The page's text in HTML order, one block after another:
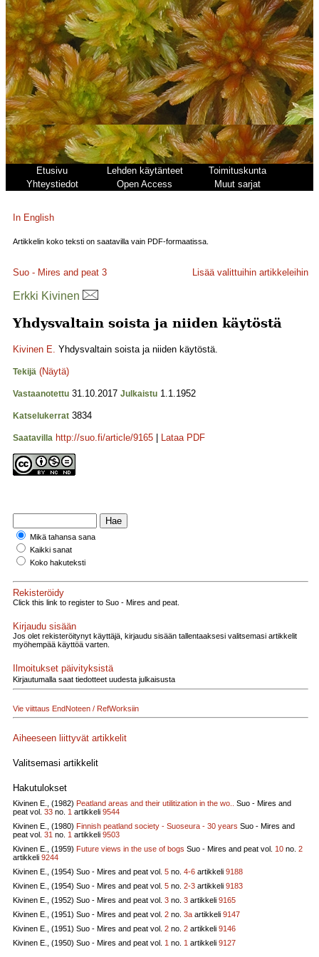
Etusivu Lehden käytänteet
Toimituskunta
Yhteystiedot
Open Access Muut sarjat
In English
Artikkelin koko teksti on saatavilla vain PDF-formaatissa.
Suo - Mires and peat 3 Lisää valittuihin artikkeleihin
Erkki Kivinen
Yhdysvaltain soista ja niiden käytöstä
Kivinen E. Yhdysvaltain soista ja niiden käytöstä.
Tekijä (Näytä)
Vastaanotettu 31.10.2017 Julkaistu 1.1.1952
Katselukerrat 3834
Saatavilla http://suo.fi/article/9165 Lataa PDF
Mikä tahansa sana
Kaikki sanat
Koko hakuteksti
Rekisteröidy
Click this link to register to Suo - Mires and peat.
Kirjaudu sisään
Jos olet rekisteröitynyt käyttäjä, kirjaudu sisään tallentaaksesi valitsemasi artikkelit
myöhempää käyttöä varten.
Ilmoitukset päivityksistä
Kirjautumalla saat tiedotteet uudesta julkaisusta
Vie viittaus EndNoteen / RefWorksiin
Aiheeseen liittyvät artikkelit
Valitsemasi artikkelit
Hakutulokset
Kivinen E., (1982) Peatland areas and their utilitization in the wo..
Suo - Mires and
peat vol. 33 no. 1 artikkeli 9544
Kivinen E., (1980) Finnish peatland society - Suoseura - 30 years Suo - Mires and
peat vol. 31 no. 1 artikkeli 9503
Kivinen E., (1959) Future views in the use of bogs Suo - Mires and peat vol. 10 no. 2
artikkeli 9244
Kivinen E., (1954) Suo - Mires and peat vol. 5 no. 4-6 artikkeli 9188
Kivinen E., (1954) Suo - Mires and peat vol. 5 no. 2-3 artikkeli 9183
Kivinen E., (1952) Suo - Mires and peat vol. 3 no. 3 artikkeli 9165
Kivinen E., (1951) Suo - Mires and peat vol. 2 no. 3a artikkeli 9147
Kivinen E., (1951) Suo - Mires and peat vol. 2 no. 2 artikkeli 9146
Kivinen E., (1950) Suo - Mires and peat vol. 1 no. 1 artikkeli 9127